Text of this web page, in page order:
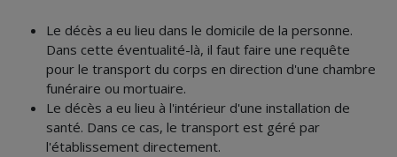
Le décès a eu lieu dans le domicile de la personne.
Dans cette éventualité-là, il faut faire une requête
pour le transport du corps en direction d'une chambre
funéraire ou mortuaire.
Le décès a eu lieu à l'intérieur d'une installation de
santé. Dans ce cas, le transport est géré par
l'établissement directement.